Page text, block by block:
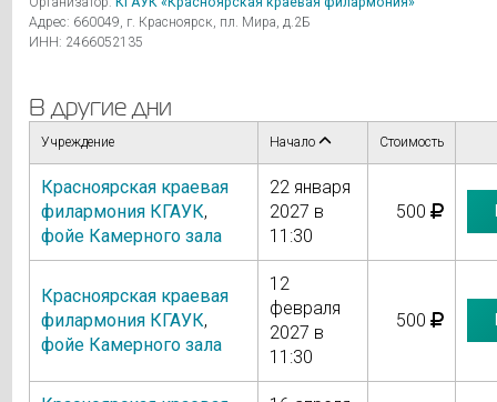
Адрес: 660049, г. Красноярск, пл. Мира, д.2Б
ИНН: 2466052135
В другие дни
Учреждение Начало Стоимость
Красноярская краевая
филармония КГАУК,
фойе Камерного зала
22 января
2027 в
11:30
500
Красноярская краевая
филармония КГАУК,
фойе Камерного зала
12
февраля
2027 в
11:30
500